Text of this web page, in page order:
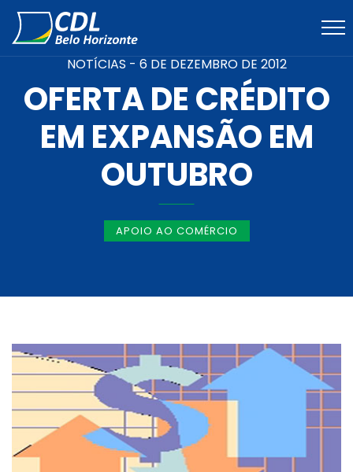
NOTÍCIAS - 6 DE DEZEMBRO DE 2012
OFERTA DE CRÉDITO
EM EXPANSÃO EM
OUTUBRO
APOIO AO COMÉRCIO